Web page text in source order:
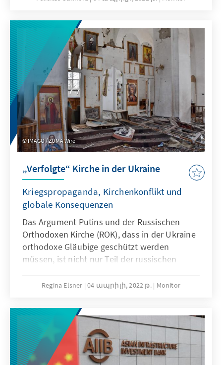
fördern. Allerdings zeigt sich auch, dass nicht
alle Instrumente dafür geeignet sind.
IMAGO / ZUMA Wire
„Verfolgte“ Kirche in der Ukraine
Kriegspropaganda, Kirchenkonflikt und
globale Konsequenzen
Das Argument Putins und der Russischen
Orthodoxen Kirche (ROK), dass in der Ukraine
orthodoxe Gläubige geschützt werden
müssen, ist nicht nur Teil der russischen
ukrainischen Gläubigen, es hat auch
Einsatz für Religionsfreiheit. Der Krieg in der
Ukraine im angeblichen Schutz verfolgter
Christen unterwandert auch die
Menschenrechtsagenda internationaler
Akteure und sollte kritisch hinterfragt werden.
Regina Elsner 04 ապրիլի, 2022 թ. Monitor